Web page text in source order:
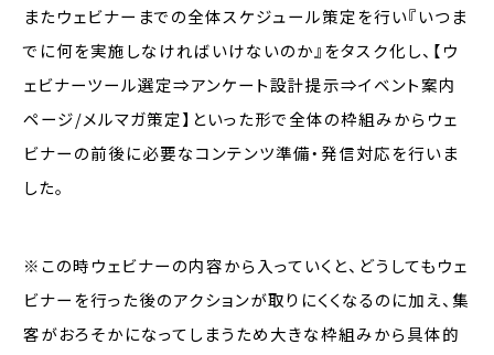
またウェビナーまでの全体スケジュール策定を行い『いつま
でに何を実施しなければいけないのか』をタスク化し、【ウ
ェビナーツール選定⇒アンケート設計提示⇒イベント案内
ページ/メルマガ策定】といった形で全体の枠組みからウェ
ビナーの前後に必要なコンテンツ準備・発信対応を行いま
した。
※この時ウェビナーの内容から入っていくと、どうしてもウェ
ビナーを行った後のアクションが取りにくくなるのに加え、集
客がおろそかになってしまうため大きな枠組みから具体的